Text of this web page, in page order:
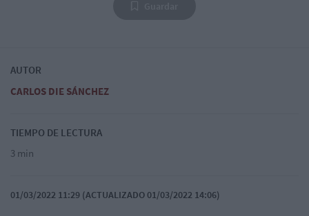
AUTOR
CARLOS DIE SÁNCHEZ
TIEMPO DE LECTURA
3 min
01/03/2022 11:29 (ACTUALIZADO 01/03/2022 14:06)